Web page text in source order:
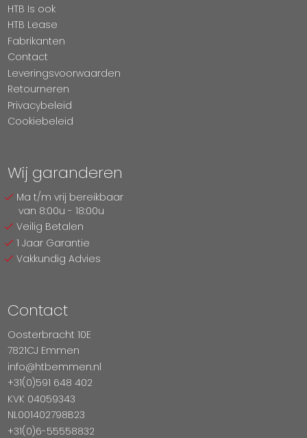
HTB Is ook
HTB Lease
Fabrikanten
Contact
Leveringsvoorwaarden
Retourneren
Privacybeleid
Cookiebeleid
Wij garanderen
Ma t/m vrij bereikbaar
van 8:00u - 18:00u
Veilig Betalen
1 Jaar Garantie
Vakkundig Advies
Contact
Oosterbracht 10E
7821CJ Emmen
info@htbemmen.nl
+31(0)591 648 402
KVK 04059343
NL001402798B23
+31(0)6-55558832